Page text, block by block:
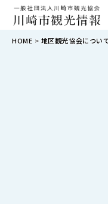
HOME 地区観光協会につい